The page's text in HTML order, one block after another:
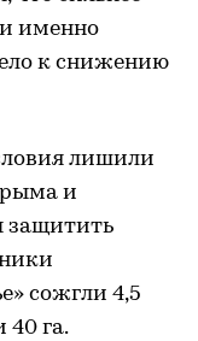
именно
к снижению
лишили
и
защитить
сожгли 4,5
га.